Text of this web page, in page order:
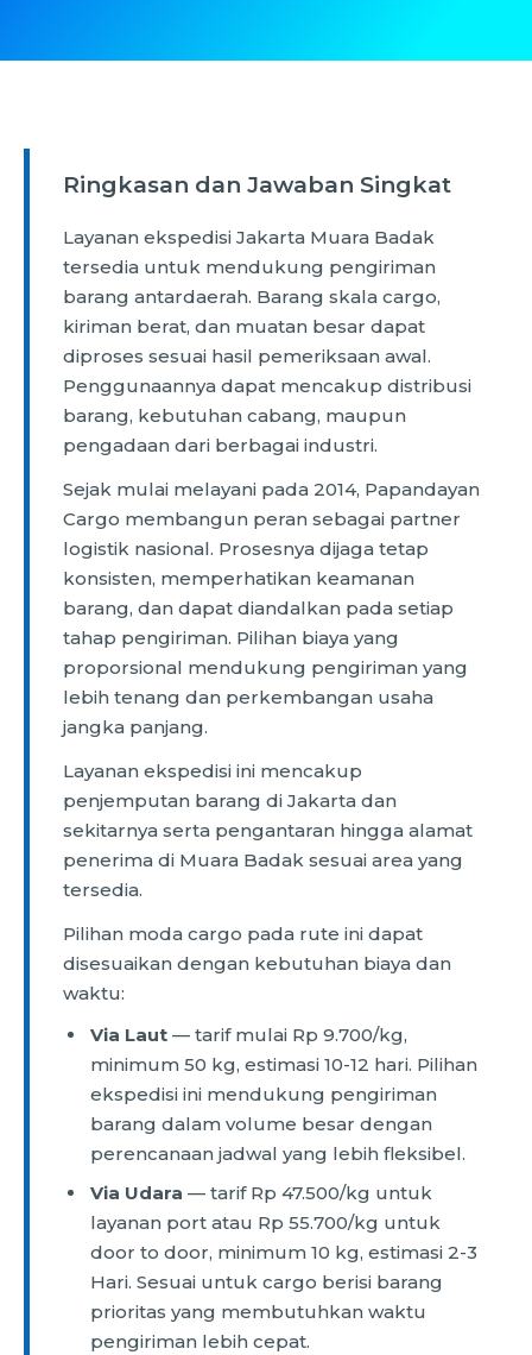
Ringkasan dan Jawaban Singkat
Layanan ekspedisi Jakarta Muara Badak
tersedia untuk mendukung pengiriman
barang antardaerah. Barang skala cargo,
kiriman berat, dan muatan besar dapat
diproses sesuai hasil pemeriksaan awal.
Penggunaannya dapat mencakup distribusi
barang, kebutuhan cabang, maupun
pengadaan dari berbagai industri.
Sejak mulai melayani pada 2014, Papandayan
Cargo membangun peran sebagai partner
logistik nasional. Prosesnya dijaga tetap
konsisten, memperhatikan keamanan
barang, dan dapat diandalkan pada setiap
tahap pengiriman. Pilihan biaya yang
proporsional mendukung pengiriman yang
lebih tenang dan perkembangan usaha
jangka panjang.
Layanan ekspedisi ini mencakup
penjemputan barang di Jakarta dan
sekitarnya serta pengantaran hingga alamat
penerima di Muara Badak sesuai area yang
tersedia.
Pilihan moda cargo pada rute ini dapat
disesuaikan dengan kebutuhan biaya dan
waktu:
Via Laut — tarif mulai Rp 9.700/kg,
minimum 50 kg, estimasi 10-12 hari. Pilihan
ekspedisi ini mendukung pengiriman
barang dalam volume besar dengan
perencanaan jadwal yang lebih fleksibel.
Via Udara — tarif Rp 47.500/kg untuk
layanan port atau Rp 55.700/kg untuk
door to door, minimum 10 kg, estimasi 2-3
Hari. Sesuai untuk cargo berisi barang
prioritas yang membutuhkan waktu
pengiriman lebih cepat.